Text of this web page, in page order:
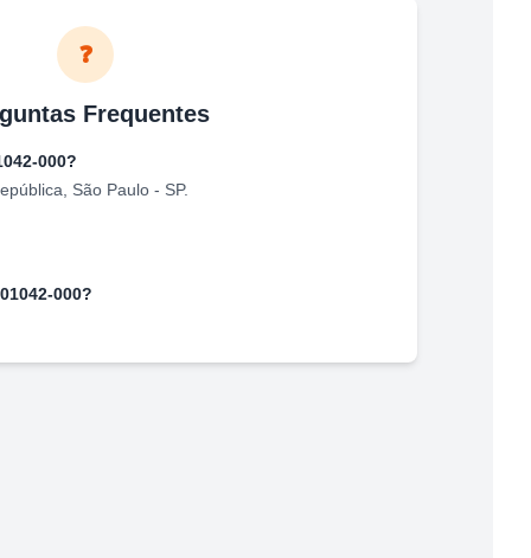
❓
Frequentes
000?
São Paulo - SP.
01042-000?